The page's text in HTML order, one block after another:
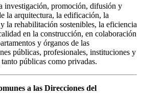
investigación, promoción, difusión y
la arquitectura, la edificación, la
la rehabilitación sostenibles, la eficiencia
en la construcción, en colaboración
y órganos de las
públicas, profesionales, instituciones y
públicas como privadas.
a las Direcciones del